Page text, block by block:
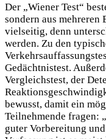
Der „Wiener Test“
sondern aus mehreren
vielseitig, denn
werden. Zu den
Gedächtnistest.
Vergleichstest, der
bewusst, damit ein
Teilnehmende fragen:
guter Vorbereitung